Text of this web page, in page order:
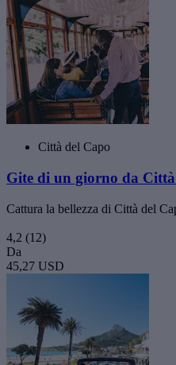
Città del Capo
Gite di un giorno da
Cattura la bellezza di Città del
4,2 (12)
Da
45,27 USD